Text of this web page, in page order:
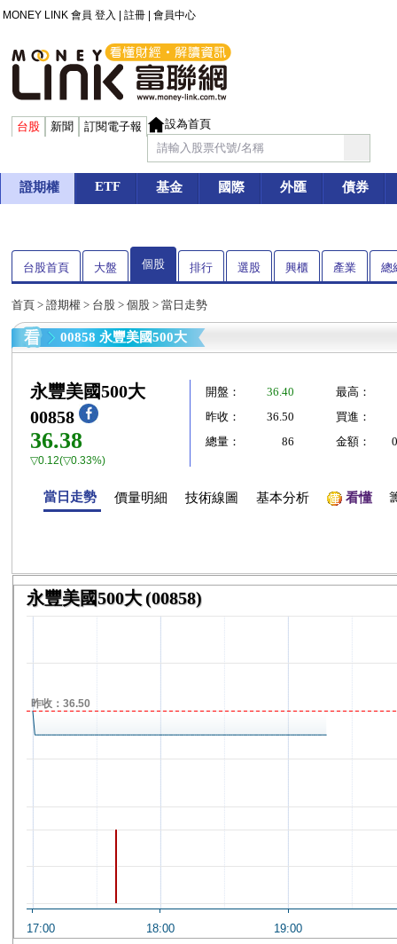
MONEY LINK 會員 登入 註冊 會員中心
台股 新聞 訂閱電子報 設為首頁
證期權 ETF 基金 國際 外匯 債券
台股首頁 大盤 個股 排行 選股 興櫃 產業 總
首頁 > 證期權 > 台股 > 個股 > 當日走勢
00858 永豐美國500大
永豐美國500大
00858
36.38
▽0.12(▽0.33%)
開盤： 36.40
最高：
昨收：
36.50
買進：
總量：
86 金額：
當日走勢 價量明細 技術線圖 基本分析 看懂